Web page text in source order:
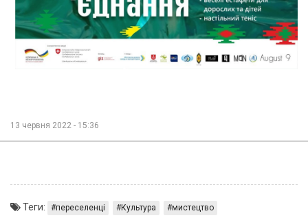
13 червня 2022 - 15:36
Теги: переселенці Культура мистецтво